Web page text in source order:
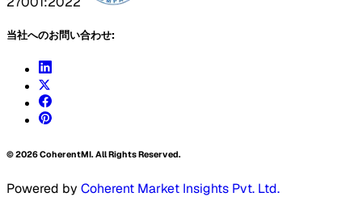
当社へのお問い合わせ:
©2026CoherentMI. All Rights Reserved.
Powered by Coherent Market Insights Pvt. Ltd.